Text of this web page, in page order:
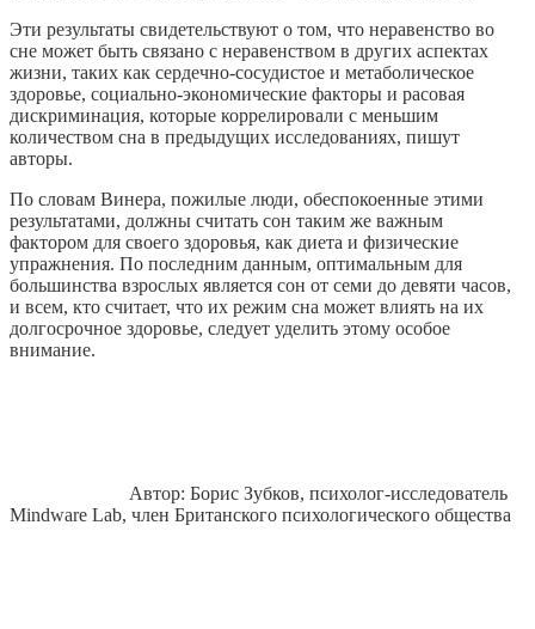
Эти результаты свидетельствуют о том, что неравенство во
сне может быть связано с неравенством в других аспектах
жизни, таких как сердечно-сосудистое и метаболическое
здоровье, социально-экономические факторы и расовая
дискриминация, которые коррелировали с меньшим
количеством сна в предыдущих исследованиях, пишут
авторы.
По словам Винера, пожилые люди, обеспокоенные этими
результатами, должны считать сон таким же важным
фактором для своего здоровья, как диета и физические
упражнения. По последним данным, оптимальным для
большинства взрослых является сон от семи до девяти часов,
и всем, кто считает, что их режим сна может влиять на их
долгосрочное здоровье, следует уделить этому особое
внимание.
Автор: Борис Зубков, психолог-исследователь
Mindware Lab, член Британского психологического общества